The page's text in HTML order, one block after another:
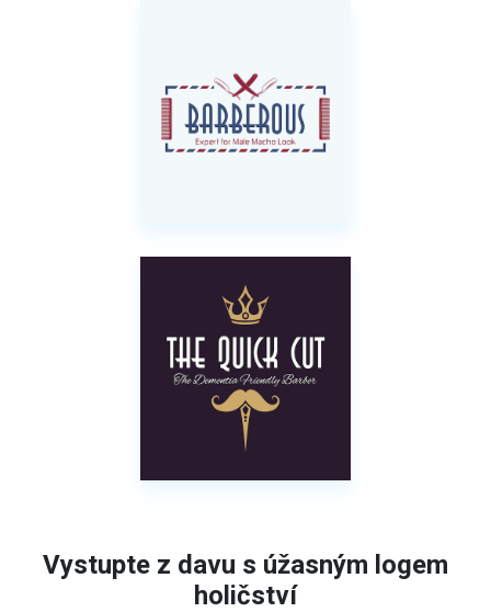
Vystupte z davu s úžasným logem
holičství